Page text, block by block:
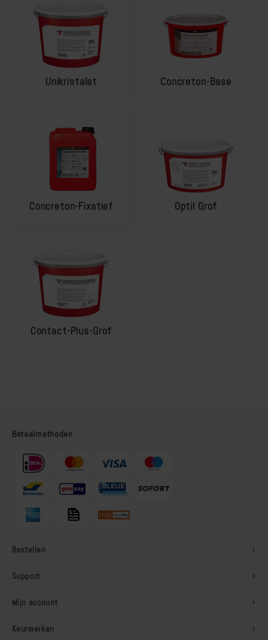
Unikristalat Concreton-Base
Concreton-Fixatief Optil Grof
Contact-Plus-Grof
Betaalmethoden
Bestellen
Support
Mijn account
Keurmerken